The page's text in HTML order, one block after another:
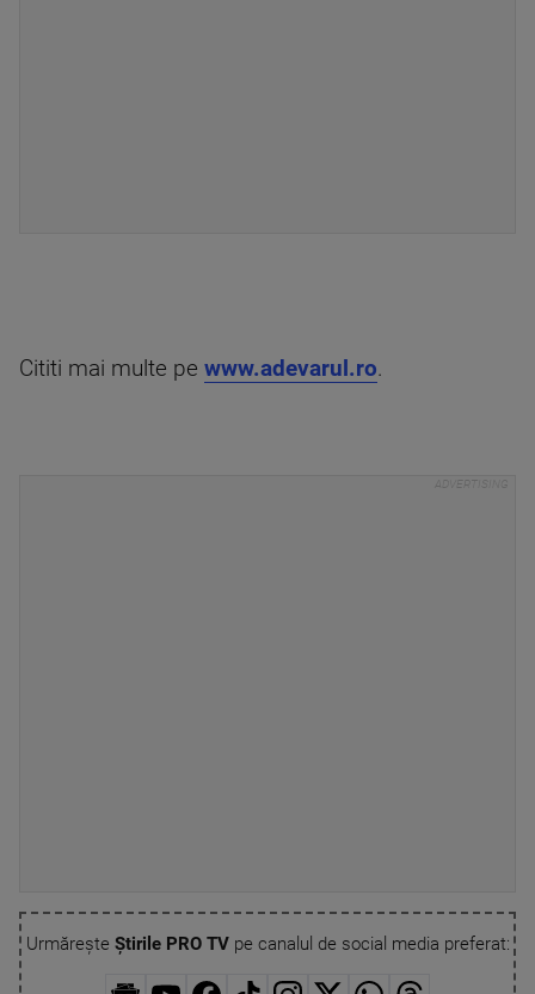
Cititi mai multe pe www.adevarul.ro.
Urmărește Știrile PRO TVpe canalul de social media preferat: